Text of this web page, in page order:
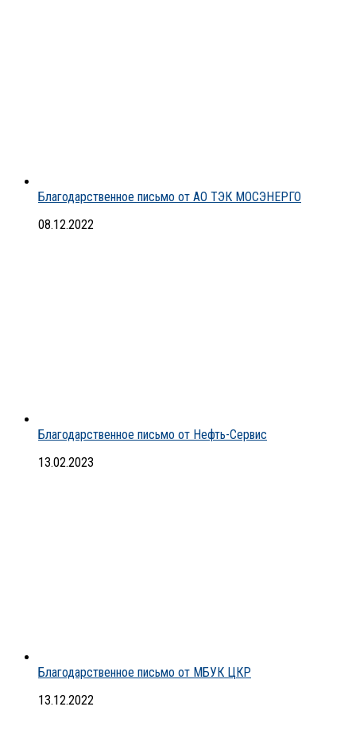
Благодарственное письмо от АО ТЭК МОСЭНЕРГО
08.12.2022
Благодарственное письмо от Нефть-Сервис
13.02.2023
Благодарственное письмо от МБУК ЦКР
13.12.2022